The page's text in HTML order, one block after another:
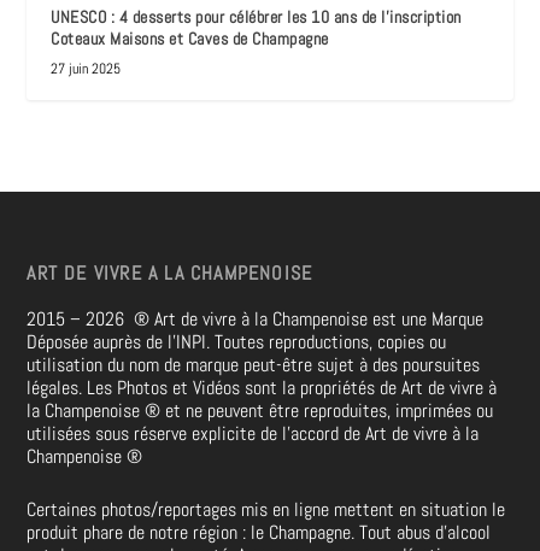
UNESCO : 4 desserts pour célébrer les 10 ans de l’inscription
Coteaux Maisons et Caves de Champagne
27 juin 2025
ART DE VIVRE A LA CHAMPENOISE
2015 – 2026®Art de vivre à la Champenoise est une Marque
Déposée auprès de l’INPI. Toutes reproductions, copies ou
utilisation du nom de marque peut-être sujet à des poursuites
légales. Les Photos et Vidéos sont la propriétés de Art de vivre à
la Champenoise® et ne peuvent être reproduites, imprimées ou
utilisées sous réserve explicite de l’accord de Art de vivre à la
Champenoise®
Certaines photos/reportages mis en ligne mettent en situation le
produit phare de notre région : le Champagne. Tout abus d’alcool